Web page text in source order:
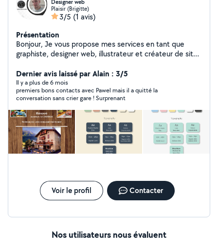
Designer web
Plaisir (Brigitte)
3/5 (1 avis)
Présentation
Bonjour, Je vous propose mes services en tant que
graphiste, designer web, illustrateur et créateur de sites
une valeur ajoutée à vos projets. Mes compétences :
Design graphique : Logos, identité visuelle, supports de
communication. Design web : Sites web responsives,
UI/UX design. Illustration : Illustrations vectorielles,
dessins digitaux. Création de sites web :
Développement de sites personnalisés et optimisés.
Pourquoi me choisir ? Créativité : Idées innovantes pour
vos projets. Polyvalence : Adaptabilité à différents styles
et besoins. Professionnalisme : Respect des délais et
Merci de votre attention. Bien cordialement, Pawel
WebArt
Dernier avis laissé par Alain : 3/5
Il y a plus de 6 mois
premiers bons contacts avec Pawel mais il a quitté la
conversation sans crier gare ! Surprenant
Voir le profil Contacter
Nos utilisateurs nous évaluent